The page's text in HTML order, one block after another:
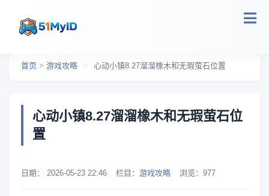
首页 > 游戏攻略 > 心动小镇8.27溜溜橡木和无瑕萤石位置
心动小镇8.27溜溜橡木和无瑕萤石位
置
日期： 2026-05-23 22:46 栏目： 游戏攻略 浏览： 977